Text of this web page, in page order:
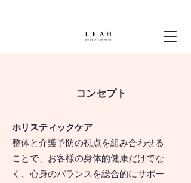
コンセプト
ホリスティックケア
整体と介護予防の視点を組み合わせる
ことで、お客様の身体的健康だけでな
く、心身のバランスを総合的にサポー